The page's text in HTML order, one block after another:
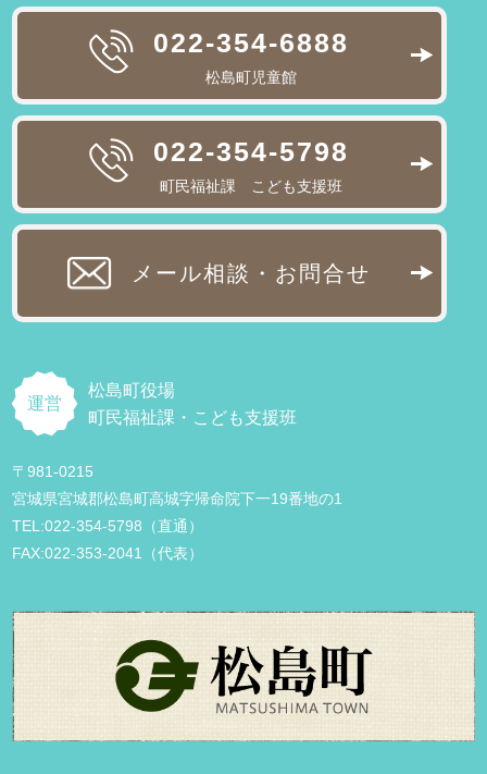
022-354-6888
松島町児童館
022-354-5798
町民福祉課 こども支援班
メール相談・お問合せ
運営
松島町役場
町民福祉課・こども支援班
〒981-0215
宮城県宮城郡松島町高城字帰命院下一19番地の1
TEL:022-354-5798（直通）
FAX:022-353-2041（代表）